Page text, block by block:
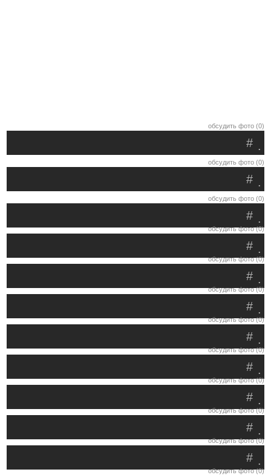
обсудить фото (0)
.
#
обсудить фото (0)
.
#
обсудить фото (0)
.
#
обсудить фото (0)
.
#
обсудить фото (0)
.
#
обсудить фото (0)
.
#
обсудить фото (0)
.
#
обсудить фото (0)
.
#
обсудить фото (0)
.
#
обсудить фото (0)
.
#
обсудить фото (0)
.
#
обсудить фото (0)